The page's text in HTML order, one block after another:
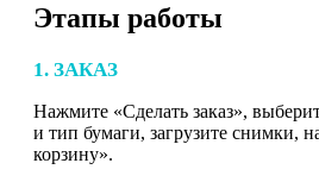
Этапы работы
1. ЗАКАЗ
Нажмите «Сделать заказ»,
и тип бумаги, загрузите снимки,
корзину».